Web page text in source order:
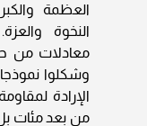
العظمة
النخوة
معادلات من
وشكلوا نموذجا
الإرادة
من بعد مئات